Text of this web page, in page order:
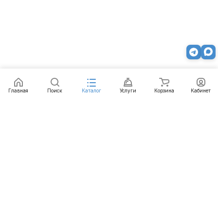
Главная Поиск Каталог Услуги Корзина Кабинет